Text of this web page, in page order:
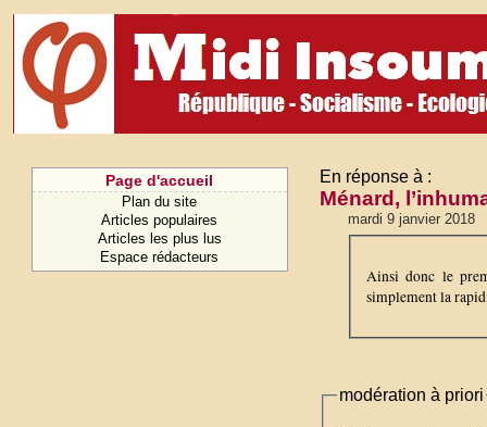
Page d'accueil
Plan du site
Articles populaires
Articles les plus lus
Espace rédacteurs
En réponse à :
Ménard,
mardi 9 janvier 2018
Ainsi donc le
simplement la
modération à priori